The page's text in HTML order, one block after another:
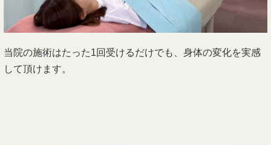
当院の施術はたった1回受けるだけでも、身体の変化を実感
して頂けます。